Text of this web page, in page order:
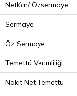
NetKar/ Özsermaye
Sermaye
Öz Sermaye
Temettü Verimliliği
Nakit Net Temettü